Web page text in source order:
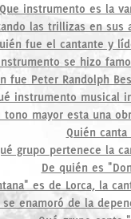
Que instrumento es la
las trillizas en
fue el cantante y
se hizo
fue Peter Randolph
instrumento musical
tono mayor esta una
Quién canta
grupo pertenece la
De quién es
es de Lorca, la
se enamoró de la